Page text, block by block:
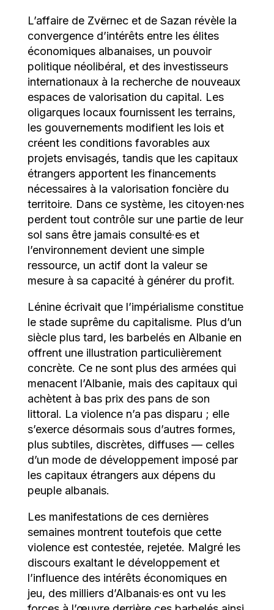
L’affaire de Zvërnec et de Sazan révèle la
convergence d’intérêts entre les élites
économiques albanaises, un pouvoir
politique néolibéral, et des investisseurs
internationaux à la recherche de nouveaux
espaces de valorisation du capital. Les
oligarques locaux fournissent les terrains,
les gouvernements modifient les lois et
créent les conditions favorables aux
projets envisagés, tandis que les capitaux
étrangers apportent les financements
nécessaires à la valorisation foncière du
territoire. Dans ce système, les citoyen·nes
perdent tout contrôle sur une partie de leur
sol sans être jamais consulté·es et
l’environnement devient une simple
ressource, un actif dont la valeur se
mesure à sa capacité à générer du profit.
Lénine écrivait que l’impérialisme constitue
le stade suprême du capitalisme. Plus d’un
siècle plus tard, les barbelés en Albanie en
offrent une illustration particulièrement
concrète. Ce ne sont plus des armées qui
menacent l’Albanie, mais des capitaux qui
achètent à bas prix des pans de son
littoral. La violence n’a pas disparu ; elle
s’exerce désormais sous d’autres formes,
plus subtiles, discrètes, diffuses — celles
d’un mode de développement imposé par
les capitaux étrangers aux dépens du
peuple albanais.
Les manifestations de ces dernières
semaines montrent toutefois que cette
violence est contestée, rejetée. Malgré les
discours exaltant le développement et
l’influence des intérêts économiques en
jeu, des milliers d’Albanais·es ont vu les